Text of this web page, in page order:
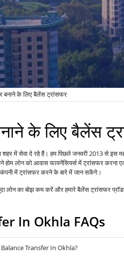
के लिए बैलेंस ट्रांसफर
के लिए बैलेंस
शहर में सेवा दे रहे हैं। हम पिछले जनवरी 2013 से इस
होम लोन कोआवास फायनेंसियर्स में ट्रांसफर करना
में ट्रांसफर करने के बारे में जान सकेंगे।
लोन का बोझ कम करें और हमारे बैलेंस ट्रांसफर
In Okhla FAQs
Transfer In Okhla?